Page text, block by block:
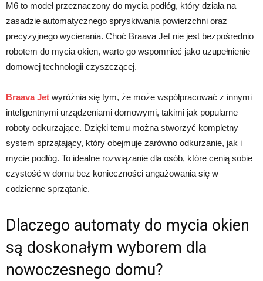
M6 to model przeznaczony do mycia podłóg, który działa na
zasadzie automatycznego spryskiwania powierzchni oraz
precyzyjnego wycierania. Choć Braava Jet nie jest bezpośrednio
robotem do mycia okien, warto go wspomnieć jako uzupełnienie
domowej technologii czyszczącej.
Braava Jet wyróżnia się tym, że może współpracować z innymi
inteligentnymi urządzeniami domowymi, takimi jak popularne
roboty odkurzające. Dzięki temu można stworzyć kompletny
system sprzątający, który obejmuje zarówno odkurzanie, jak i
mycie podłóg. To idealne rozwiązanie dla osób, które cenią sobie
czystość w domu bez konieczności angażowania się w
codzienne sprzątanie.
Dlaczego automaty do mycia okien
są doskonałym wyborem dla
nowoczesnego domu?